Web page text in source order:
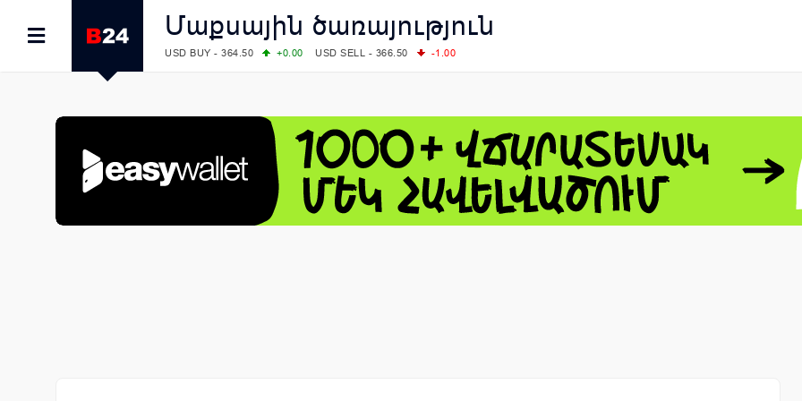
Մաքսային ծառայություն
USD BUY - 364.50 +0.00 USD SELL - 366.50
-1.00
COMEX: PLATINUM - 1765.90
LME: ALUMINIUM - 3184.00
-0.27 COPPER - 13791.00
-0.12
LME: NICKEL - 17249.00
+0.09 TIN - 55268.00
+2.50
LME: LEAD - 1877.50
-1.00 ZINC - 3643.00
+1.43
FOREX: USD/JPY - 157.68
+0.12 EUR/GBP - 1.1548
+0.11
FOREX: EUR/USD - 1.1548
+0.11 GBP/USD - 1.3459
+0.04